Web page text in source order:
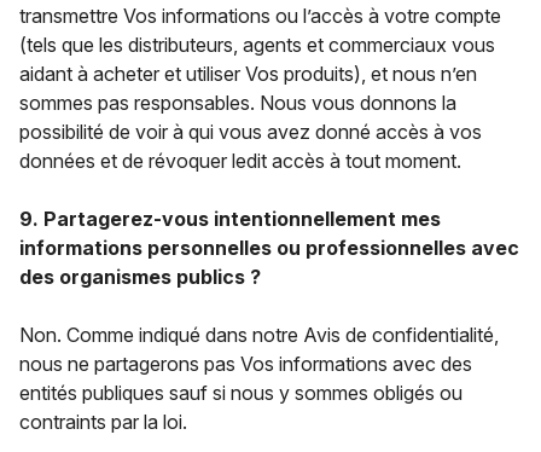
transmettre Vos informations ou l’accès à votre compte
(tels que les distributeurs, agents et commerciaux vous
aidant à acheter et utiliser Vos produits), et nous n’en
sommes pas responsables. Nous vous donnons la
possibilité de voir à qui vous avez donné accès à vos
données et de révoquer ledit accès à tout moment.
9. Partagerez-vous intentionnellement mes
informations personnelles ou professionnelles avec
des organismes publics ?
Non. Comme indiqué dans notre Avis de confidentialité,
nous ne partagerons pas Vos informations avec des
entités publiques sauf si nous y sommes obligés ou
contraints par la loi.